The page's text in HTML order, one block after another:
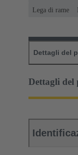
Lega di rame
Dettagli del
Dettagli del